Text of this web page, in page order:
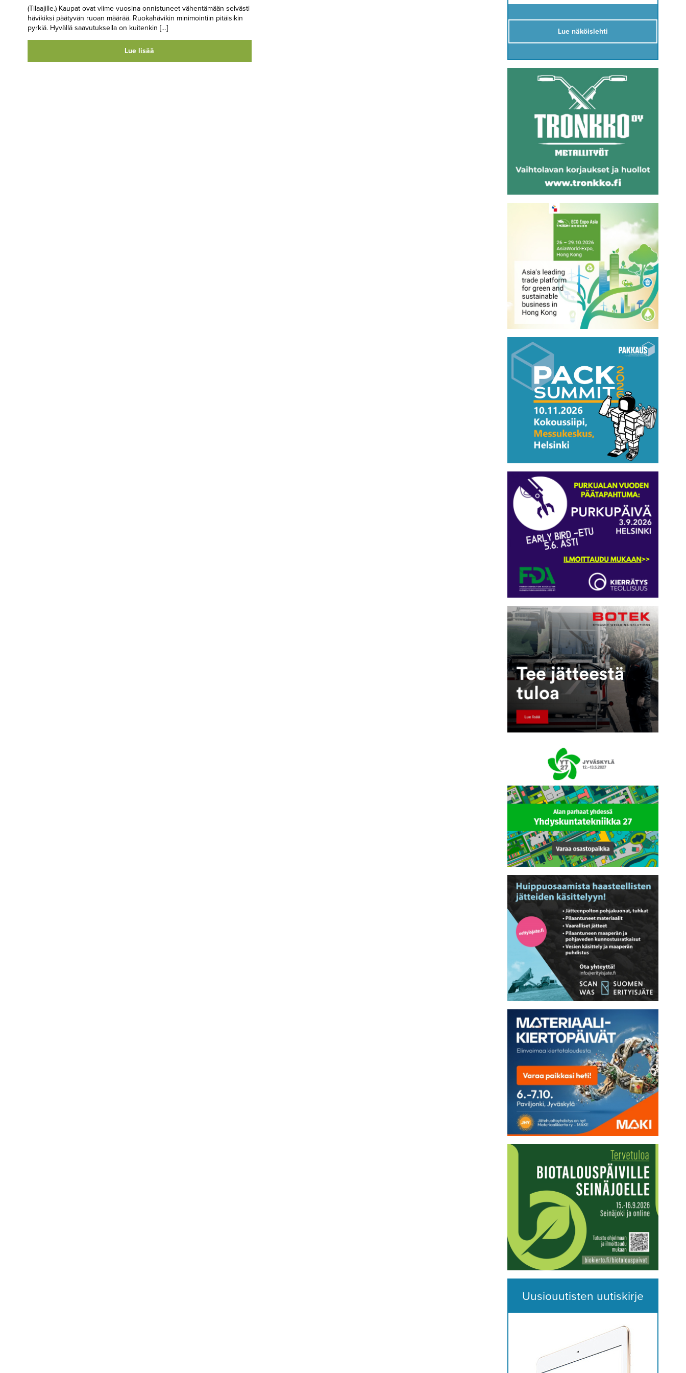
(Tilaajille.) Kaupat ovat viime vuosina onnistuneet vähentämään selvästi
hävikiksi päätyvän ruoan määrää. Ruokahävikin minimointiin pitäisikin
pyrkiä. Hyvällä saavutuksella on kuitenkin […]
Lue lisää
Lue näköislehti
Uusiouutisten uutiskirje